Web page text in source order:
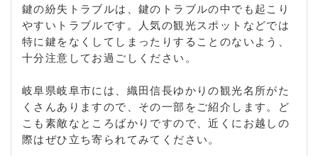
納栄町通 / 加納桜田町 / 加納桜道 / 加納清水町 / 加納
新本町 / 加納新町 / 加納神明町 / 加納新柳町 / 加納城
南通 / 加納鷹匠町 / 加納高柳町 / 加納立花町 / 加納大
黒町 / 加納鉄砲町 / 加納天神町 / 加納東陽町 / 加納徳
南陽町 / 加納西広江町 / 加納西丸町 / 加納西山町 / 加
納二之丸 / 加納八幡町 / 加納花ノ木町 / 加納東広江町
/ 加納東丸町 / 加納菱野町 / 加納伏見町 / 加納富士町
/ 加納舟田町 / 加納堀田町 / 加納本石町 / 加納本町 /
鍵の紛失トラブルは、鍵のトラブルの中でも起こり
やすいトラブルです。人気の観光スポットなどでは
特に鍵をなくしてしまったりすることのないよう、
十分注意してお過ごしください。
岐阜県岐阜市には、織田信長ゆかりの観光名所がた
くさんありますので、その一部をご紹介します。ど
こも素敵なところばかりですので、近くにお越しの
際はぜひ立ち寄られてみてください。